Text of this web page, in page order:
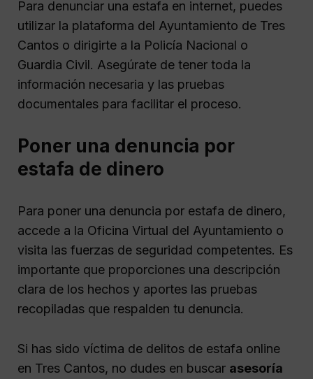
Para denunciar una estafa en internet, puedes
utilizar la plataforma del Ayuntamiento de Tres
Cantos o dirigirte a la Policía Nacional o
Guardia Civil. Asegúrate de tener toda la
información necesaria y las pruebas
documentales para facilitar el proceso.
Poner una denuncia por
estafa de dinero
Para poner una denuncia por estafa de dinero,
accede a la Oficina Virtual del Ayuntamiento o
visita las fuerzas de seguridad competentes. Es
importante que proporciones una descripción
clara de los hechos y aportes las pruebas
recopiladas que respalden tu denuncia.
Si has sido víctima de delitos de estafa online
en Tres Cantos, no dudes en buscar asesoría